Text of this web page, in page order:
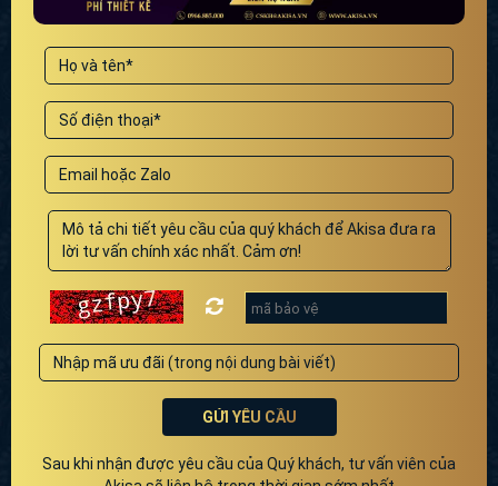
GỬI YÊU CẦU
Sau khi nhận được yêu cầu của Quý khách, tư vấn viên của
Akisa sẽ liên hệ trong thời gian sớm nhất
Hotline: 096.688.5000